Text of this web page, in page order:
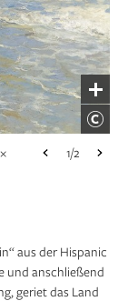
1/2
1/2
aus der Hispanic
und anschließend
geriet das Land